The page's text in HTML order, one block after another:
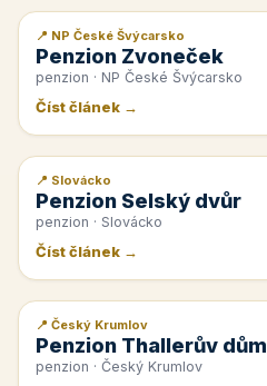
📰 PR článek
📍 NP České Švýcarsko
Penzion Zvoneček
penzion · NP České Švýcarsko
Číst článek →
📰 PR článek
📍 Slovácko
Penzion Selský dvůr
penzion · Slovácko
Číst článek →
📰 PR článek
📍 Český Krumlov
Penzion Thallerův dům
penzion · Český Krumlov